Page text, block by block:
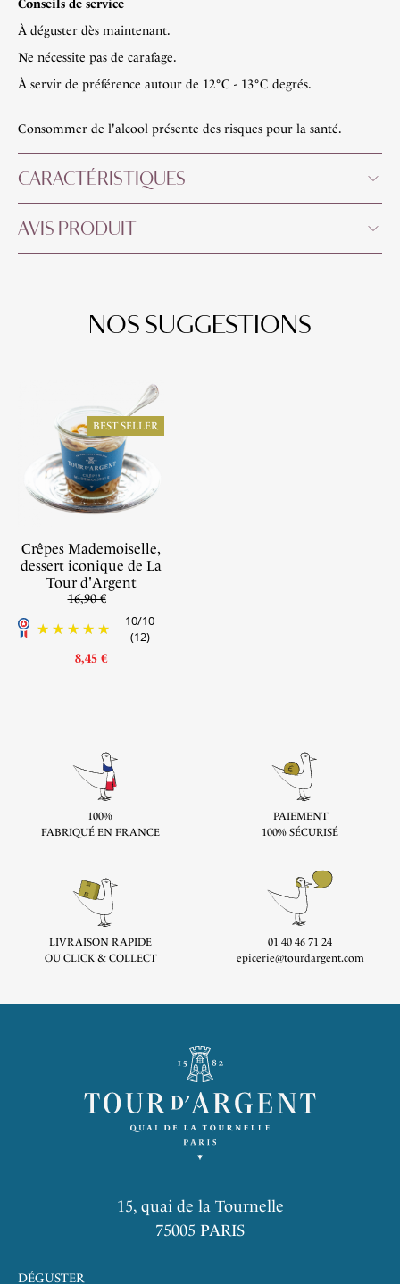
Conseils de service
À déguster dès maintenant.
Ne nécessite pas de carafage.
À servir de préférence autour de 12°C - 13°C degrés.
Consommer de l'alcool présente des risques pour la santé.
CARACTÉRISTIQUES
AVIS PRODUIT
NOS SUGGESTIONS
BEST SELLER
Crêpes Mademoiselle,
dessert iconique de La
Tour d'Argent
16,90 €
10/10
(12)
8,45 €
100%
FABRIQUÉ EN FRANCE
PAIEMENT
100% SÉCURISÉ
LIVRAISON RAPIDE
OU CLICK & COLLECT
01 40 46 71 24
epicerie@tourdargent.com
DÉGUSTER
15, quai de la Tournelle
75005 PARIS